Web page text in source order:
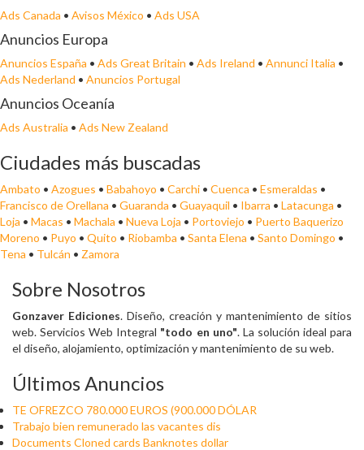
Ads Canada • Avisos México • Ads USA
Anuncios Europa
Anuncios España • Ads Great Britain • Ads Ireland • Annunci Italia •
Ads Nederland • Anuncios Portugal
Anuncios Oceanía
Ads Australia • Ads New Zealand
Ciudades más buscadas
Ambato • Azogues • Babahoyo • Carchi • Cuenca • Esmeraldas •
Francisco de Orellana • Guaranda • Guayaquil • Ibarra • Latacunga •
Loja • Macas • Machala • Nueva Loja • Portoviejo • Puerto Baquerizo
Moreno • Puyo • Quito • Riobamba • Santa Elena • Santo Domingo •
Tena • Tulcán • Zamora
Sobre Nosotros
Gonzaver Ediciones. Diseño, creación y mantenimiento de sitios
web. Servicios Web Integral "todo en uno". La solución ideal para
el diseño, alojamiento, optimización y mantenimiento de su web.
Últimos Anuncios
TE OFREZCO 780.000 EUROS (900.000 DÓLAR
Trabajo bien remunerado las vacantes dis
Documents Cloned cards Banknotes dollar